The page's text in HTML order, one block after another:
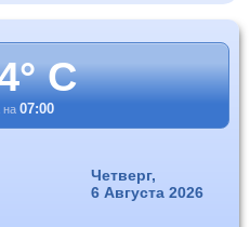
C
на 07:00
Четверг,
6 Августа 2026